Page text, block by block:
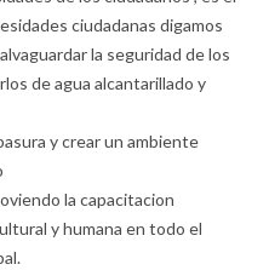
ciudadanas digamos
la seguridad de los
de agua alcantarillado y
y crear un ambiente
la capacitacion
y humana en todo el